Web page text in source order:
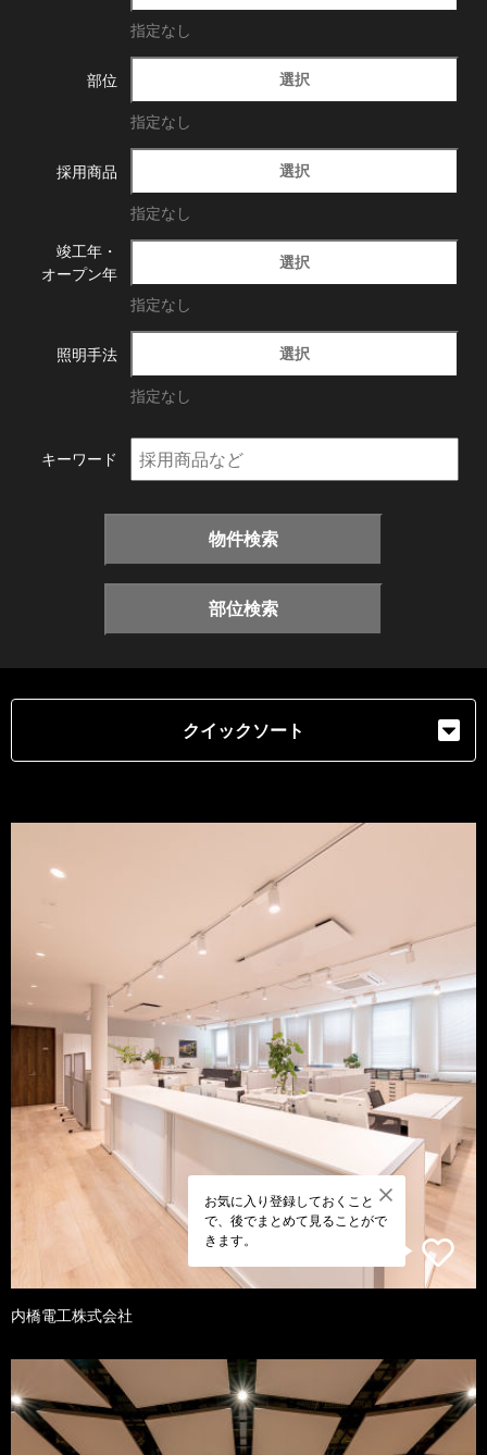
指定なし
部位 選択
指定なし
採用商品 選択
指定なし
竣工年・
オープン年
選択
指定なし
照明手法 選択
指定なし
キーワード
物件検索
部位検索
クイックソート
お気に入り登録しておくこと
で、後でまとめて見ることがで
きます。
内橋電工株式会社